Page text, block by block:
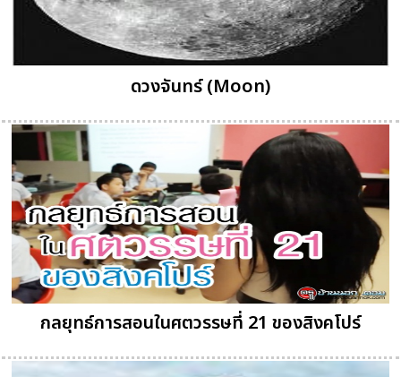
ดวงจันทร์ (Moon)
กลยุทธ์การสอนในศตวรรษที่ 21 ของสิงคโปร์